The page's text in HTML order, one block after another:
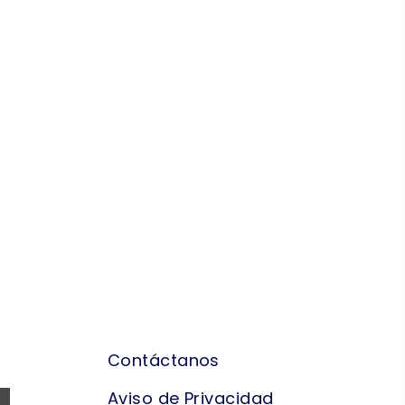
Contáctanos
Aviso de Privacidad